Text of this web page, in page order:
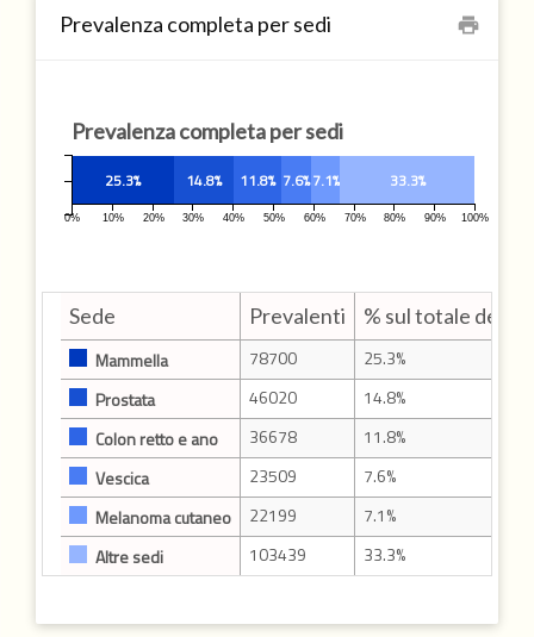
Prevalenza completa per sedi print
Prevalenza completa per sedi
25.3% 14.8% 11.8% 7.6%7.1% 33.3%
0% 10% 20% 30% 40% 50% 60% 70% 80% 90% 100%
Sede Prevalenti % sul totale dei
Mammella 78700
25.3%
Prostata
46020
14.8%
Colon retto e ano
36678
11.8%
Vescica
23509
7.6%
Melanoma cutaneo
22199
7.1%
Altre sedi
103439 33.3%